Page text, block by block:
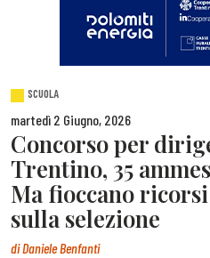
SCUOLA
martedì 2 Giugno, 2026
Concorso per
Trentino, 35
Ma fioccano
sulla selezione
diDaniele Benfanti